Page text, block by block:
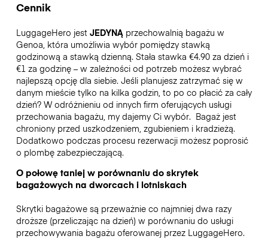
Cennik
LuggageHero jest JEDYNĄprzechowalnią bagażu w
Genoa, która umożliwia wybór pomiędzy stawką
godzinową a stawką dzienną. Stała stawka €4.90 za dzień i
€1 za godzinę – w zależności od potrzeb możesz wybrać
najlepszą opcję dla siebie. Jeśli planujesz zatrzymać się w
danym mieście tylko na kilka godzin, to po co płacić za cały
dzień? W odróżnieniu od innych firm oferujących usługi
przechowania bagażu, my dajemy Ci wybór. Bagaż jest
chroniony przed uszkodzeniem, zgubieniem i kradzieżą.
Dodatkowo podczas procesu rezerwacji możesz poprosić
o plombę zabezpieczającą.
O połowę taniej w porównaniu do skrytek
bagażowych na dworcach i lotniskach
Skrytki bagażowe są przeważnie co najmniej dwa razy
droższe (przeliczając na dzień) w porównaniu do usługi
przechowywania bagażu oferowanej przez LuggageHero.